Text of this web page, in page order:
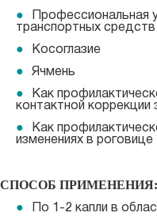
Профессиональная
транспортных средств
Косоглазие
Ячмень
Как
контактной коррекции
Как
изменениях в роговице
СПОСОБ ПРИМЕНЕНИЯ:
По 1-2 капли в